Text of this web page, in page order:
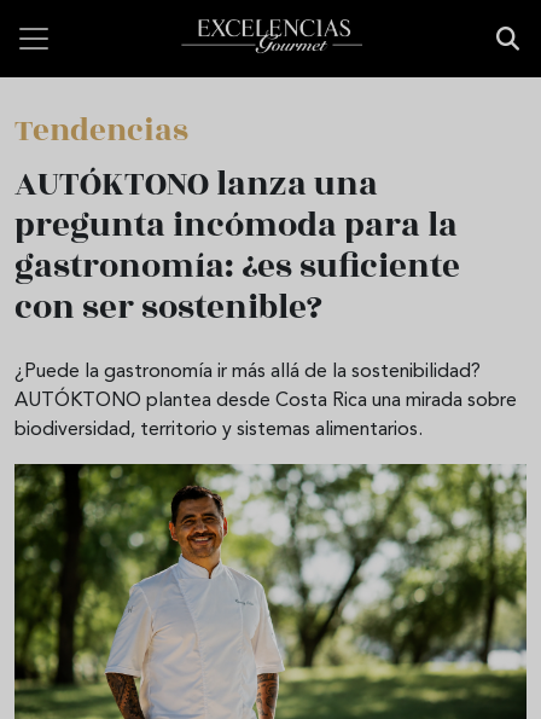
Tendencias
AUTÓKTONO lanza una
pregunta incómoda para la
gastronomía: ¿es suficiente
con ser sostenible?
¿Puede la gastronomía ir más allá de la sostenibilidad?
AUTÓKTONO plantea desde Costa Rica una mirada sobre
biodiversidad, territorio y sistemas alimentarios.